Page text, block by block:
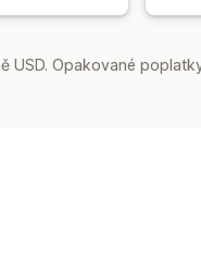
USD. Opakované